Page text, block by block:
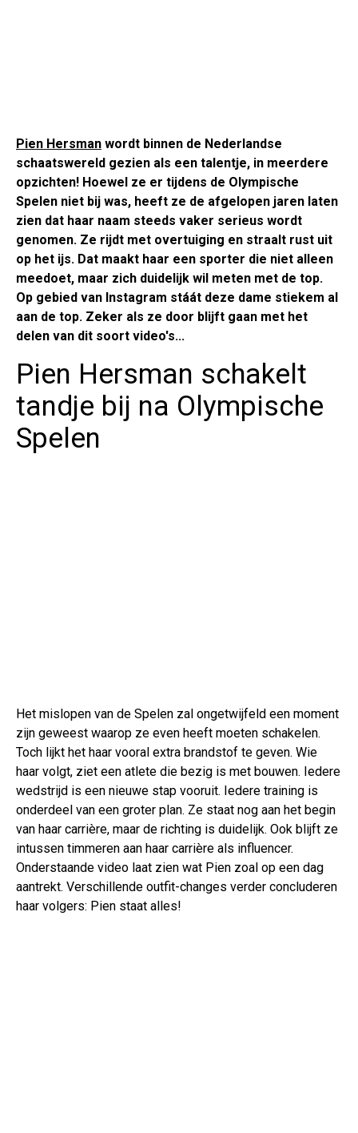
Pien Hersman wordt binnen de Nederlandse
schaatswereld gezien als een talentje, in meerdere
opzichten! Hoewel ze er tijdens de Olympische
Spelen niet bij was, heeft ze de afgelopen jaren laten
zien dat haar naam steeds vaker serieus wordt
genomen. Ze rijdt met overtuiging en straalt rust uit
op het ijs. Dat maakt haar een sporter die niet alleen
meedoet, maar zich duidelijk wil meten met de top.
Op gebied van Instagram stáát deze dame stiekem al
aan de top. Zeker als ze door blijft gaan met het
delen van dit soort video's...
Pien Hersman schakelt
tandje bij na Olympische
Spelen
Het mislopen van de Spelen zal ongetwijfeld een moment
zijn geweest waarop ze even heeft moeten schakelen.
Toch lijkt het haar vooral extra brandstof te geven. Wie
haar volgt, ziet een atlete die bezig is met bouwen. Iedere
wedstrijd is een nieuwe stap vooruit. Iedere training is
onderdeel van een groter plan. Ze staat nog aan het begin
van haar carrière, maar de richting is duidelijk. Ook blijft ze
intussen timmeren aan haar carrière als influencer.
Onderstaande video laat zien wat Pien zoal op een dag
aantrekt. Verschillende outfit-changes verder concluderen
haar volgers: Pien staat alles!